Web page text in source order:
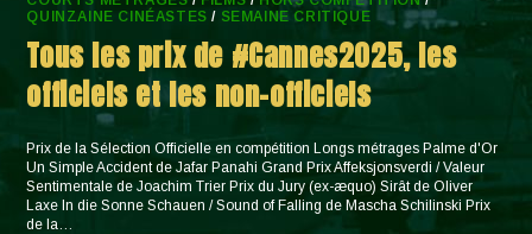
QUINZAINE CINÉASTES / SEMAINE CRITIQUE
Tous les prix de #Cannes2025, les
officiels et les non-officiels
Prix de la Sélection Officielle en compétition Longs métrages Palme d'Or
Un Simple Accident de Jafar Panahi Grand Prix Affeksjonsverdi / Valeur
Sentimentale de Joachim Trier Prix du Jury (ex-æquo) Sirât de Oliver
Laxe In die Sonne Schauen / Sound of Falling de Mascha Schilinski Prix
de la…